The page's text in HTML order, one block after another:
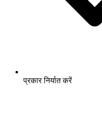
प्रकार निर्यात करें